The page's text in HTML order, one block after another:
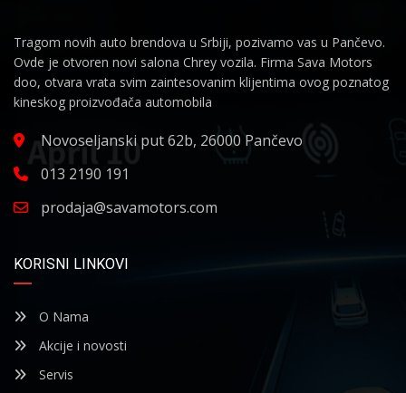
Tragom novih auto brendova u Srbiji, pozivamo vas u Pančevo.
Ovde je otvoren novi salona Chrey vozila. Firma Sava Motors
doo, otvara vrata svim zaintesovanim klijentima ovog poznatog
kineskog proizvođača automobila
Novoseljanski put 62b, 26000 Pančevo
013 2190 191
prodaja@savamotors.com
KORISNI LINKOVI
O Nama
Akcije i novosti
Servis